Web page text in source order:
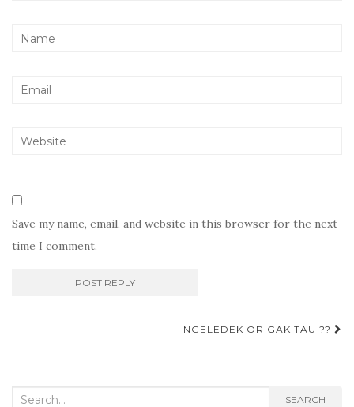
Save my name, email, and website in this browser for the next
time I comment.
NGELEDEK OR GAK TAU ??
Search
SEARCH